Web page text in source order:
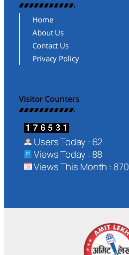
Home
About Us
Contact Us
Privacy Policy
Visitor Counters
Users Today : 62
Views Today : 88
Views This Month : 870